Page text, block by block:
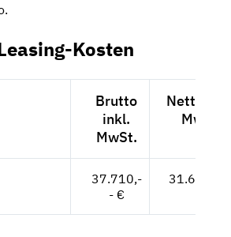
Kosten
Brutto
inkl.
MwSt.
Netto
MwSt.
37.710,-
- €
31.689,--